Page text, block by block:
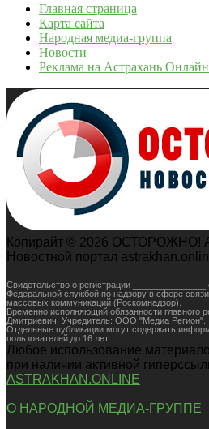
Главная страница
Карта сайта
Народная медиа-группа
Новости
Реклама на Астрахань Онлайн
Копирайт © 2026 ОСТОРОЖНО!
Новостной портал
Свидетельство о регистрации
Федеральной службой по надзору в сфере
массовых коммуникаций (Роскомнадзор).
Временно исполняющий обязанности главного
Дмитриевич. Учредитель: ООО "Медиа Регион".
Отдельные публикации могут содержать
пользователей до 16 лет.
Любое использование
при наличии активной
ASTRAKHAN.ONLINE
О НАРОДНОЙ МЕДИА-ГРУППЕ